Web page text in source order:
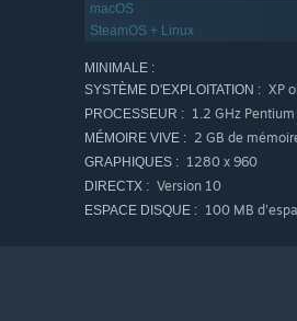
macOS
SteamOS + Linux
MINIMALE :
SYSTÈME D'EXPLOITATION : XP
PROCESSEUR : 1.2 GHz
MÉMOIRE VIVE : 2 GB de
GRAPHIQUES : 1280 x 960
DIRECTX : Version 10
ESPACE DISQUE : 100 MB